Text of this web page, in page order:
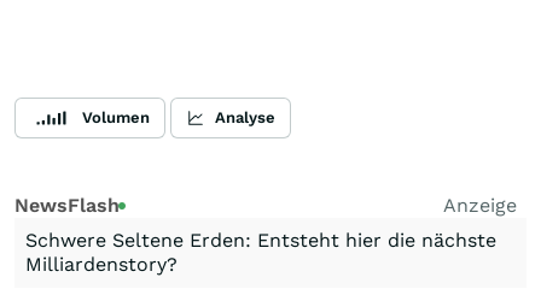
Volumen Analyse
NewsFlash
Anzeige
Schwere Seltene Erden: Entsteht hier die nächste
Milliardenstory?